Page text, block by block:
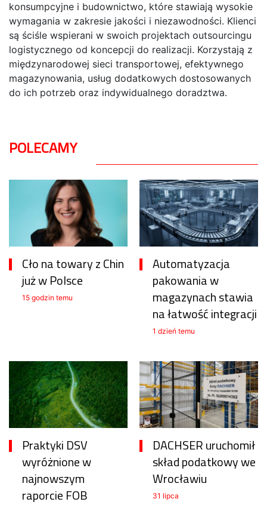
konsumpcyjne i budownictwo, które stawiają wysokie
wymagania w zakresie jakości i niezawodności. Klienci
są ściśle wspierani w swoich projektach outsourcingu
logistycznego od koncepcji do realizacji. Korzystają z
międzynarodowej sieci transportowej, efektywnego
magazynowania, usług dodatkowych dostosowanych
do ich potrzeb oraz indywidualnego doradztwa.
POLECAMY
Cło na towary z Chin
już w Polsce
15 godzin temu
Automatyzacja
pakowania w
magazynach stawia
na łatwość integracji
1 dzień temu
Praktyki DSV
wyróżnione w
najnowszym
raporcie FOB
DACHSER uruchomił
skład podatkowy we
Wrocławiu
31 lipca